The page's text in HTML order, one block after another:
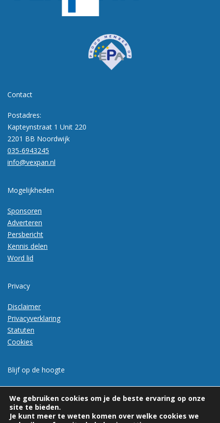
Contact
Postadres:
Kapteynstraat 1 Unit 220
2201 BB Noordwijk
035-6943245
info@vexpan.nl
Mogelijkheden
Sponsoren
Adverteren
Persbericht
Kennis delen
Word lid
Privacy
Disclaimer
Privacyverklaring
Statuten
Cookies
Blijf op de hoogte
We gebruiken cookies om je de beste ervaring op onze
site te bieden.
Je kunt meer te weten komen over welke cookies we